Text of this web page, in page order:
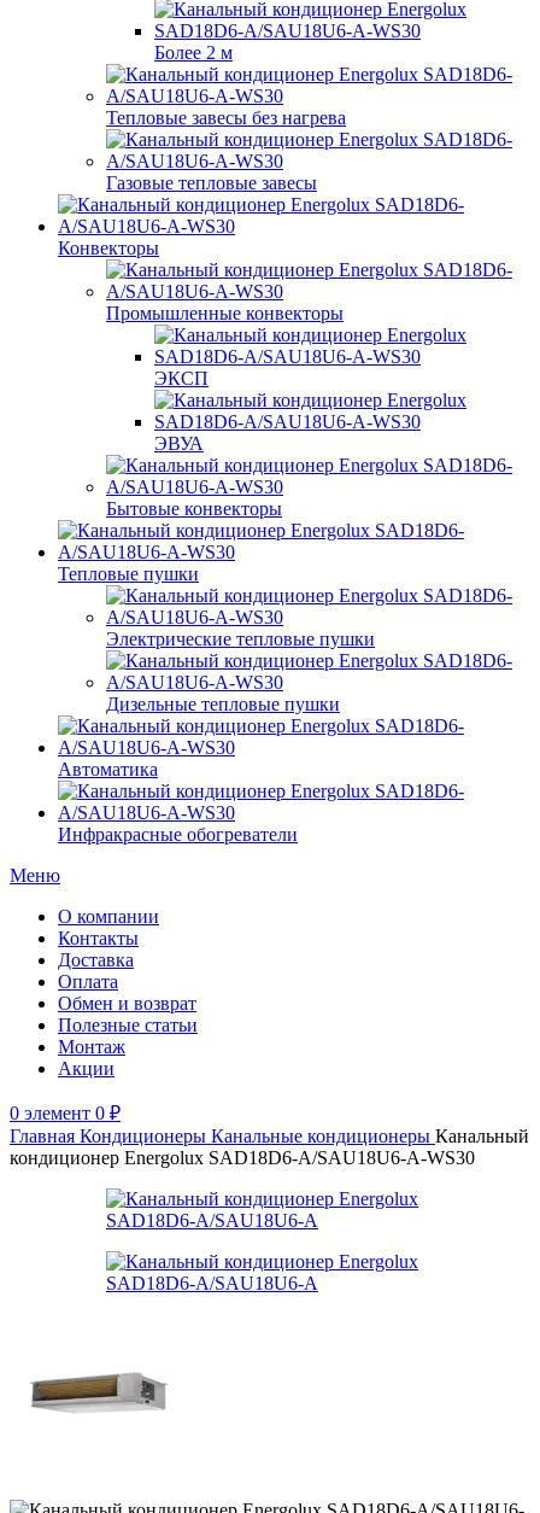
Более 2 м
Тепловые завесы без нагрева
Газовые тепловые завесы
Конвекторы
Промышленные конвекторы
ЭКСП
ЭВУА
Бытовые конвекторы
Тепловые пушки
Электрические тепловые пушки
Дизельные тепловые пушки
Автоматика
Инфракрасные обогреватели
Меню
О компании
Контакты
Доставка
Оплата
Обмен и возврат
Полезные статьи
Монтаж
Акции
0 элемент 0 ₽
Главная Кондиционеры Канальные кондиционеры Канальный
кондиционер Energolux SAD18D6-A/SAU18U6-A-WS30